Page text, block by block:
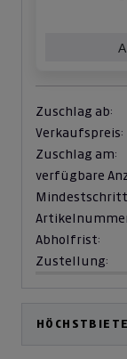
Zuschlag ab:
Verkaufspreis:
Zuschlag am:
verfügbare
Abholfrist:
Zustellung: